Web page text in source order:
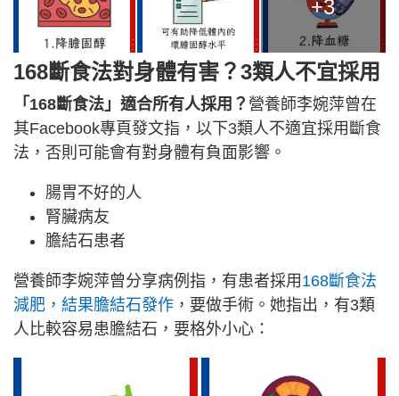
+3
168斷食法對身體有害？3類人不宜採用
「168斷食法」適合所有人採用？ 營養師李婉萍曾在
其Facebook專頁發文指，以下3類人不適宜採用斷食
法，否則可能會有對身體有負面影響。
腸胃不好的人
腎臟病友
膽結石患者
營養師李婉萍曾分享病例指，有患者採用 168斷食法
減肥，結果膽結石發作 ，要做手術。她指出，有3類
人比較容易患膽結石，要格外小心：